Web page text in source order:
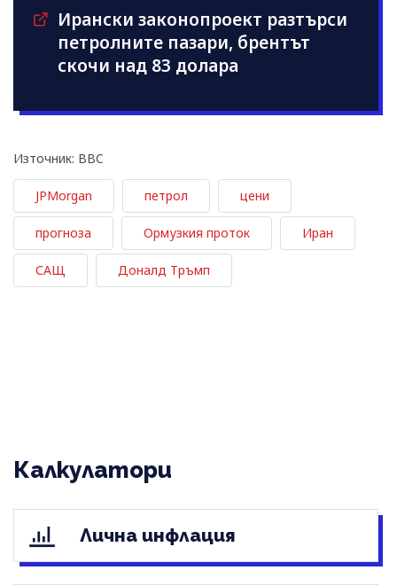
Ирански законопроект разтърси
петролните пазари, брентът
скочи над 83 долара
Източник: BBC
JPMorgan петрол цени
прогноза Ормузкия проток Иран
САЩ Доналд Тръмп
Калкулатори
Лична инфлация